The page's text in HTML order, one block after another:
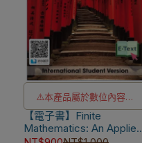
⚠️本產品屬於數位內容服
務，一經購買不提供退貨與
退款
【電子書】Finite
Mathematics: An Applied